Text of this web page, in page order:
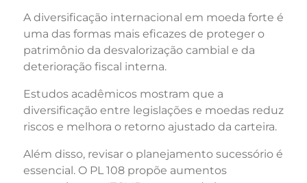
A diversificação internacional em moeda forte é
uma das formas mais eficazes de proteger o
patrimônio da desvalorização cambial e da
deterioração fiscal interna.
Estudos acadêmicos mostram que a
diversificação entre legislações e moedas reduz
riscos e melhora o retorno ajustado da carteira.
Além disso, revisar o planejamento sucessório é
essencial. O PL 108 propõe aumentos